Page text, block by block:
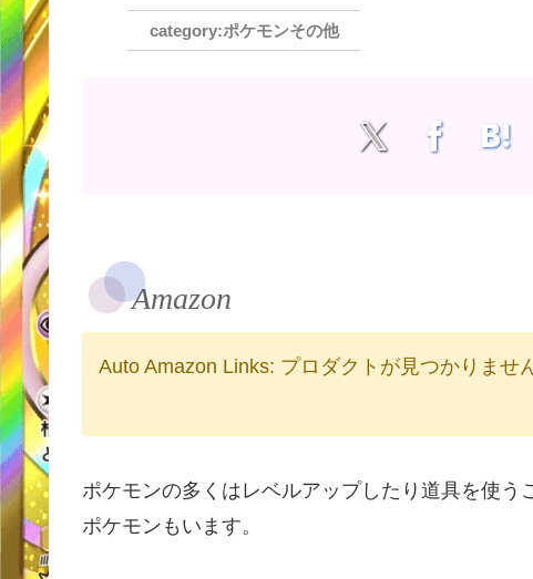
ポケモンその他
Amazon
Auto Amazon Links: プロダクトが見つかりません
ポケモンの多くはレベルアップしたり道具を使
ポケモンもいます。